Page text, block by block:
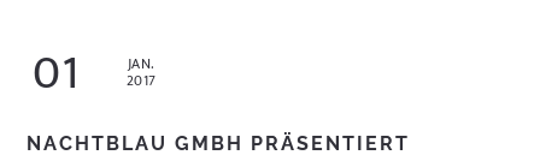
JAN.
01 2017
NACHTBLAU GMBH PRÄSENTIERT